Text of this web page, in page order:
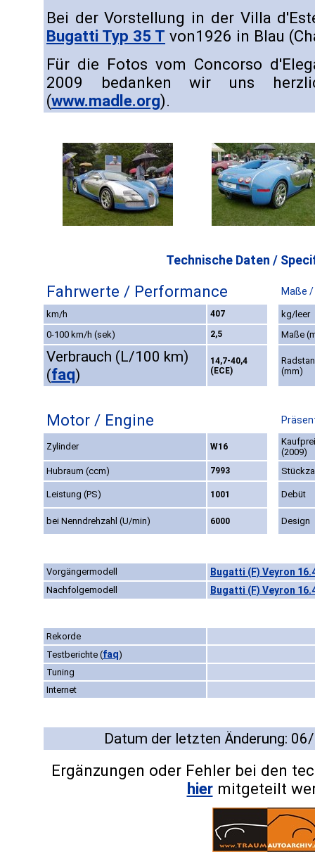
Bei der Vorstellung in der Villa
Bugatti Typ 35 T von1926 in Blau
Für die Fotos vom Concorso
2009 bedanken wir uns
(www.madle.org).
Technische Daten /
Fahrwerte / Performance Maße
km/h 407
kg/leer
0-100 km/h (sek)
2,5 Maße
Verbrauch (L/100 km)
(faq)
14,7-40,4
(ECE)
(mm)
Motor / Engine
Zylinder W16
(2009)
Hubraum (ccm)
7993
Leistung (PS) 1001 Debüt
bei Nenndrehzahl (U/min) 6000 Design
Vorgängermodell Bugatti (F) Veyron
Nachfolgemodell Bugatti (F) Veyron
Rekorde
Testberichte (faq)
Tuning
Internet
Datum der letzten Änderung:
Ergänzungen oder Fehler bei den
hiermitgeteilt